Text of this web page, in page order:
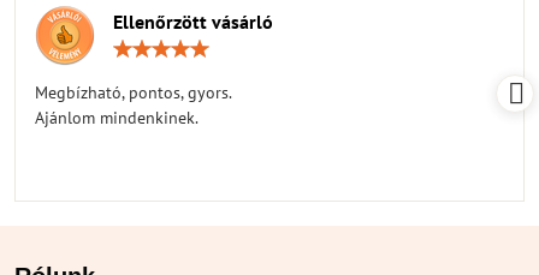
Ellenőrzött vásárló
Megbízható, pontos, gyors.
Ajánlom mindenkinek.